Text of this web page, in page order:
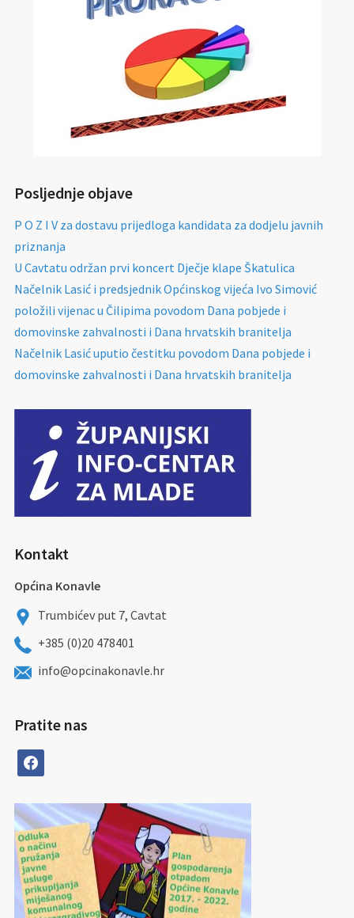
Posljednje objave
P O Z I V za dostavu prijedloga kandidata za dodjelu javnih
priznanja
U Cavtatu održan prvi koncert Dječje klape Škatulica
Načelnik Lasić i predsjednik Općinskog vijeća Ivo Simović
položili vijenac u Čilipima povodom Dana pobjede i
domovinske zahvalnosti i Dana hrvatskih branitelja
Načelnik Lasić uputio čestitku povodom Dana pobjede i
domovinske zahvalnosti i Dana hrvatskih branitelja
Kontakt
Općina Konavle
Trumbićev put 7, Cavtat
+385 (0)20 478401
info@opcinakonavle.hr
Pratite nas
facebook